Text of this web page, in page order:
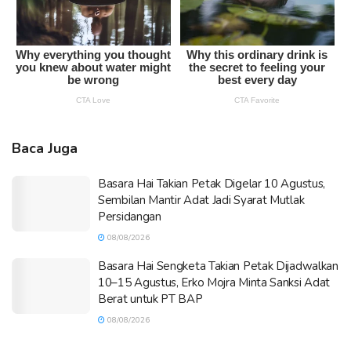
Baca Juga
Basara Hai Takian Petak Digelar 10 Agustus,
Sembilan Mantir Adat Jadi Syarat Mutlak
Persidangan
08/08/2026
Basara Hai Sengketa Takian Petak Dijadwalkan
10–15 Agustus, Erko Mojra Minta Sanksi Adat
Berat untuk PT BAP
08/08/2026